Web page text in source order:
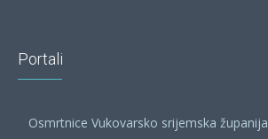
Portali
Osmrtnice Vukovarsko srijemska županija